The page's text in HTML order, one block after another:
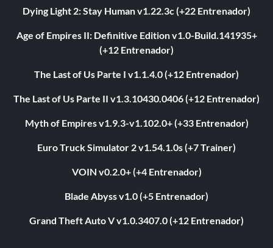
Dying Light 2: Stay Human v1.22.3c (+22 Entrenador)
Age of Empires II: Definitive Edition v1.0-Build.141935+
(+12 Entrenador)
The Last of Us Parte I v1.1.4.0 (+12 Entrenador)
The Last of Us Parte II v1.3.10430.0406 (+12 Entrenador)
Myth of Empires v1.9.3-v1.102.0+ (+33 Entrenador)
Euro Truck Simulator 2 v1.54.1.0s (+7 Trainer)
VOIN v0.2.0+ (+4 Entrenador)
Blade Abyss v1.0 (+5 Entrenador)
Grand Theft Auto V v1.0.3407.0 (+12 Entrenador)